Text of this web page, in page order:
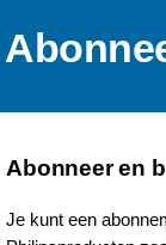
Abonneer en
Je kunt een